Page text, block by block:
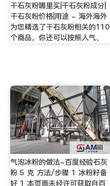
干石灰粉哪里买|干石灰粉成分|
干石灰粉价格|用途 - 海外海外
为您精选了干石灰粉相关的110
个商品，你还可以按照人气、
气泡冰粉的做法-百度经验石灰
粉 5 克 方法/步骤 1 冰粉籽备
好 1 本页面未经许可获取自百